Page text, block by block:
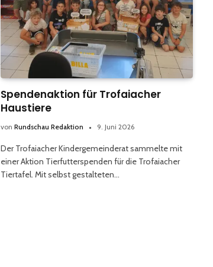
Spendenaktion für Trofaiacher
Haustiere
von Rundschau Redaktion 9. Juni 2026
Der Trofaiacher Kindergemeinderat sammelte mit
einer Aktion Tierfutterspenden für die Trofaiacher
Tiertafel. Mit selbst gestalteten…